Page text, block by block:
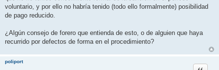
voluntario, y por ello no habría tenido (todo ello formalmente) posibilidad
de pago reducido.
¿Algún consejo de forero que entienda de esto, o de alguien que haya
recurrido por defectos de forma en el procedimiento?
poliport
Citar